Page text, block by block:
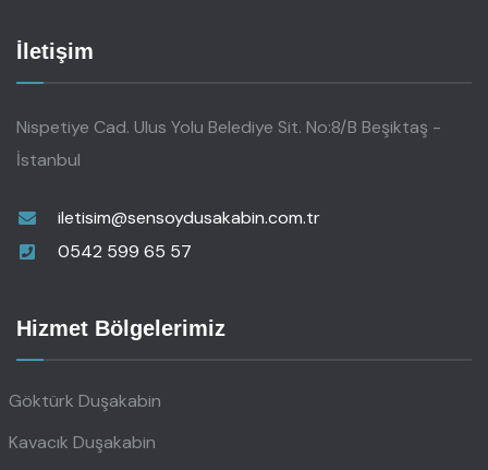
İletişim
Nispetiye Cad. Ulus Yolu Belediye Sit. No:8/B Beşiktaş -
İstanbul
iletisim@sensoydusakabin.com.tr
0542 599 65 57
Hizmet Bölgelerimiz
Göktürk Duşakabin
Kavacık Duşakabin